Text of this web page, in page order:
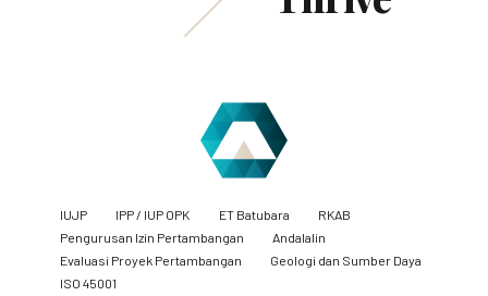
IUJP IPP / IUP OPK ET Batubara
RKAB
Pengurusan Izin Pertambangan
Andalalin
Evaluasi Proyek Pertambangan
Geologi dan Sumber Daya
ISO 45001